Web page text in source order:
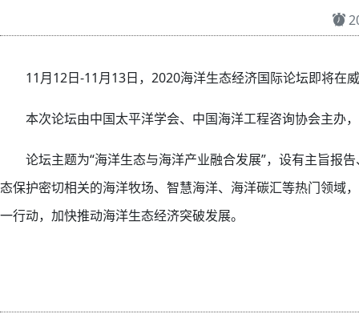
11月12日-11月13日，2020海洋生态经济国际论坛即将在
本次论坛由中国太平洋学会、中国海洋工程咨询协会主办
论坛主题为“海洋生态与海洋产业融合发展”，设有主旨报
态保护密切相关的海洋牧场、智慧海洋、海洋碳汇等热门领域
一行动，加快推动海洋生态经济突破发展。